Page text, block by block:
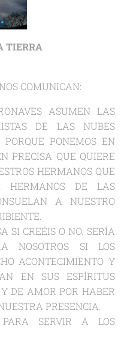
TIERRA
COMUNICAN:
ASUMEN LAS
DE LAS NUBES
PORQUE PONEMOS EN
PRECISA QUE QUIERE
HERMANOS QUE
HERMANOS DE LAS
A NUESTRO
SI CREÉIS O NO. SERÍA
NOSOTROS SI LOS
ACONTECIMIENTO Y
EN SUS ESPÍRITUS
DE AMOR POR HABER
PRESENCIA.
SERVIR A LOS